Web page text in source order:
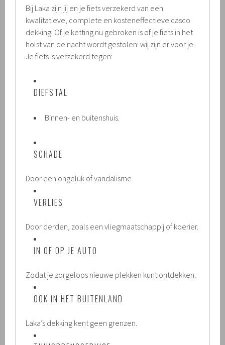
Bij Laka zijn jij en je fiets verzekerd van een
kwalitatieve, complete en kosteneffectieve casco
dekking. Of je ketting nu gebroken is of je fiets in het
holst van de nacht wordt gestolen: wij zijn er voor je.
Je fiets is verzekerd tegen:
DIEFSTAL
Binnen- en buitenshuis.
SCHADE
Door een ongeluk of vandalisme.
VERLIES
Door derden, zoals een vliegmaatschappij of koerier.
IN OF OP JE AUTO
Zodat je zorgeloos nieuwe plekken kunt ontdekken.
OOK IN HET BUITENLAND
Laka’s dekking kent geen grenzen.